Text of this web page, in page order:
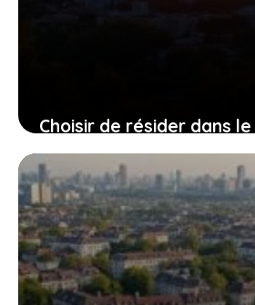
Choisir de résider dans
Pins à Vitrolles : ce qu’il
avant de s’installer
30 juin 2026